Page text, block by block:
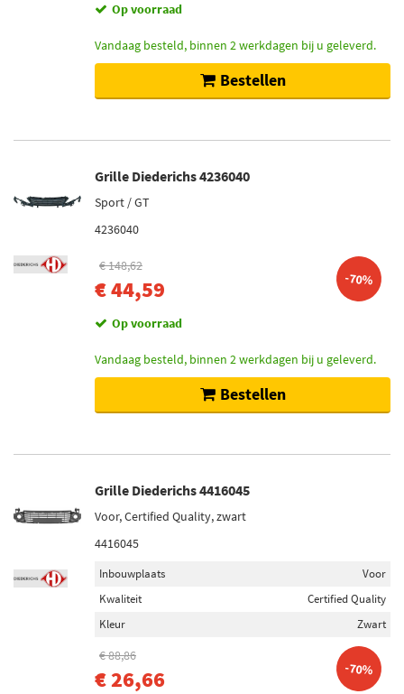
Op voorraad
Vandaag besteld, binnen 2 werkdagen bij u geleverd.
Bestellen
Grille Diederichs 4236040
Sport / GT
4236040
€ 148,62
€ 44,59 -70%
Op voorraad
Vandaag besteld, binnen 2 werkdagen bij u geleverd.
Bestellen
Grille Diederichs 4416045
Voor, Certified Quality, zwart
4416045
Inbouwplaats
Voor
Kwaliteit
Certified Quality
Kleur
Zwart
€ 88,86
€ 26,66 -70%